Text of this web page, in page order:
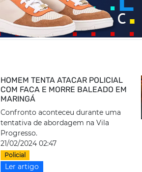
HOMEM TENTA ATACAR POLICIAL
COM FACA E MORRE BALEADO EM
MARINGÁ
Confronto aconteceu durante uma
tentativa de abordagem na Vila
Progresso.
21/02/2024 02:47
Policial
Ler artigo